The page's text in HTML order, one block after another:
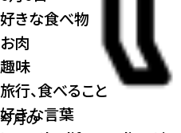
今月の
好きな食べ物
お肉
趣味
旅行、食べること
好きな言葉